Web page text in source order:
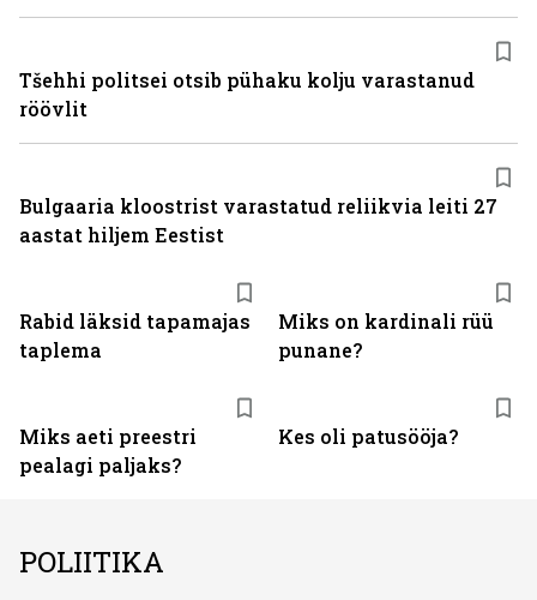
Rabid läksid tapamajas
taplema
Miks on kardinali rüü
punane?
Miks aeti preestri
pealagi paljaks?
Kes oli patusööja?
Tšehhi politsei otsib pühaku kolju varastanud
röövlit
Bulgaaria kloostrist varastatud reliikvia leiti 27
aastat hiljem Eestist
POLIITIKA